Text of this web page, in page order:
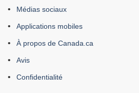
À
propos
du
site
Médias sociaux
Applications mobiles
À propos de Canada.ca
Avis
Confidentialité